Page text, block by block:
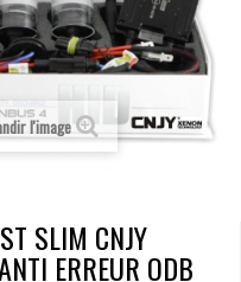
l'image
SLIM CNJY
ERREUR ODB